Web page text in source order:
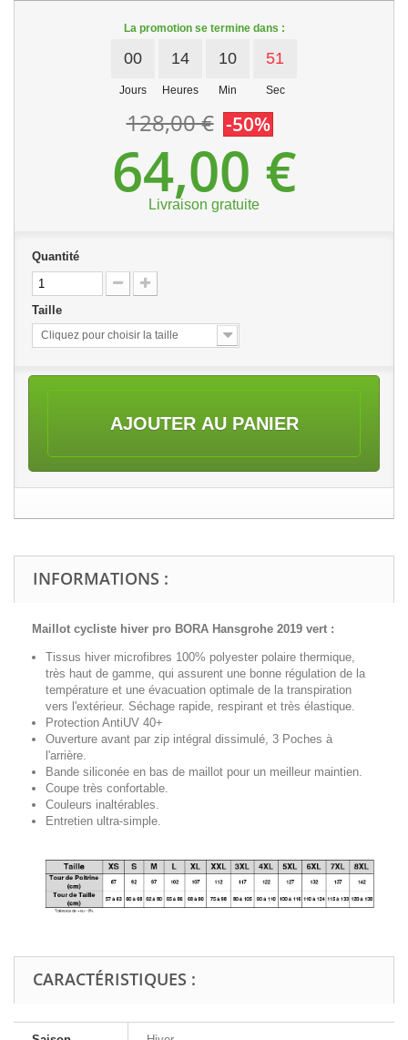
La promotion se termine dans :
00
Jours
14
Heures
10
Min
51
Sec
128,00 € -50%
64,00 €
Livraison gratuite
Quantité
Taille
Cliquez pour choisir la taille
AJOUTER AU PANIER
INFORMATIONS :
Maillot cycliste hiver pro BORA Hansgrohe 2019 vert :
Tissus hiver microfibres 100% polyester polaire thermique,
très haut de gamme, qui assurent une bonne régulation de la
température et une évacuation optimale de la transpiration
vers l'extérieur. Séchage rapide, respirant et très élastique.
Protection AntiUV 40+
Ouverture avant par zip intégral dissimulé, 3 Poches à
l'arrière.
Bande siliconée en bas de maillot pour un meilleur maintien.
Coupe très confortable.
Couleurs inaltérables.
Entretien ultra-simple.
CARACTÉRISTIQUES :